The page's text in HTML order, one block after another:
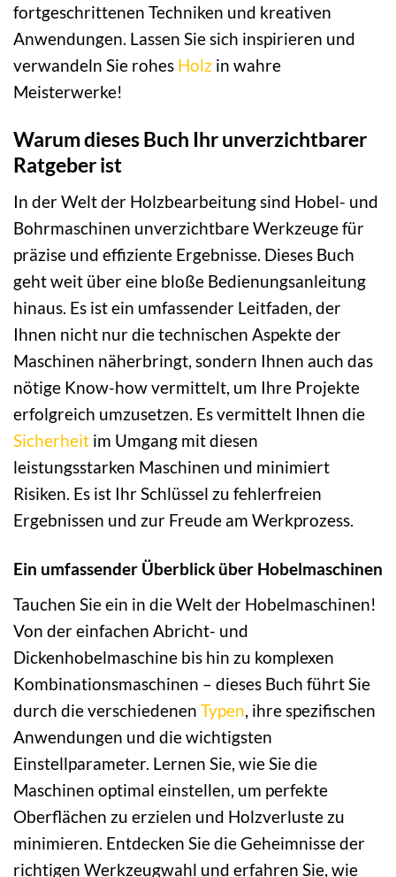
fortgeschrittenen Techniken und kreativen
Anwendungen. Lassen Sie sich inspirieren und
verwandeln Sie rohes Holz in wahre
Meisterwerke!
Warum dieses Buch Ihr unverzichtbarer
Ratgeber ist
In der Welt der Holzbearbeitung sind Hobel- und
Bohrmaschinen unverzichtbare Werkzeuge für
präzise und effiziente Ergebnisse. Dieses Buch
geht weit über eine bloße Bedienungsanleitung
hinaus. Es ist ein umfassender Leitfaden, der
Ihnen nicht nur die technischen Aspekte der
Maschinen näherbringt, sondern Ihnen auch das
nötige Know-how vermittelt, um Ihre Projekte
erfolgreich umzusetzen. Es vermittelt Ihnen die
Sicherheit im Umgang mit diesen
leistungsstarken Maschinen und minimiert
Risiken. Es ist Ihr Schlüssel zu fehlerfreien
Ergebnissen und zur Freude am Werkprozess.
Ein umfassender Überblick über Hobelmaschinen
Tauchen Sie ein in die Welt der Hobelmaschinen!
Von der einfachen Abricht- und
Dickenhobelmaschine bis hin zu komplexen
Kombinationsmaschinen – dieses Buch führt Sie
durch die verschiedenen Typen , ihre spezifischen
Anwendungen und die wichtigsten
Einstellparameter. Lernen Sie, wie Sie die
Maschinen optimal einstellen, um perfekte
Oberflächen zu erzielen und Holzverluste zu
minimieren. Entdecken Sie die Geheimnisse der
richtigen Werkzeugwahl und erfahren Sie, wie